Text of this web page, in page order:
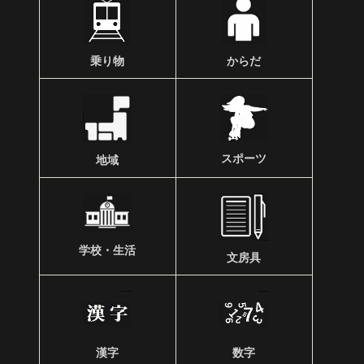
乗り物 からだ
地域 スポーツ
学校・生活
文房具
漢字 数字